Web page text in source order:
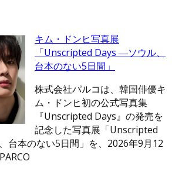
キム・ドンヒ写真展
「Unscripted Days ―ソウル、
台本のない5日間」
株式会社パルコは、韓国俳優キ
ム・ドンヒ初の公式写真集
『Unscripted Days』の発売を
記念した写真展「Unscripted
台本のない5日間」を、2026年9月12